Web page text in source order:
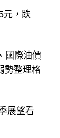
元，跌
國際油價
勢整理格
展望看